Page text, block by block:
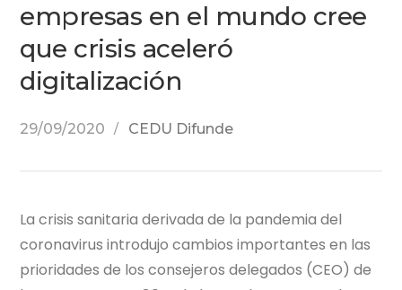
empresas en el mundo cree
que crisis aceleró
digitalización
29/09/2020 CEDU Difunde
La crisis sanitaria derivada de la pandemia del
coronavirus introdujo cambios importantes en las
prioridades de los consejeros delegados (CEO) de